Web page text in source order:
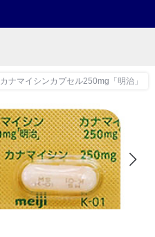
カナマイシンカプセル250mg「明治」